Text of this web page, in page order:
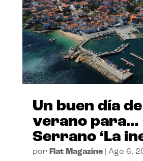
Un buen día de
verano para…
Serrano ‘La
por Flat Magazine| Ago 6,